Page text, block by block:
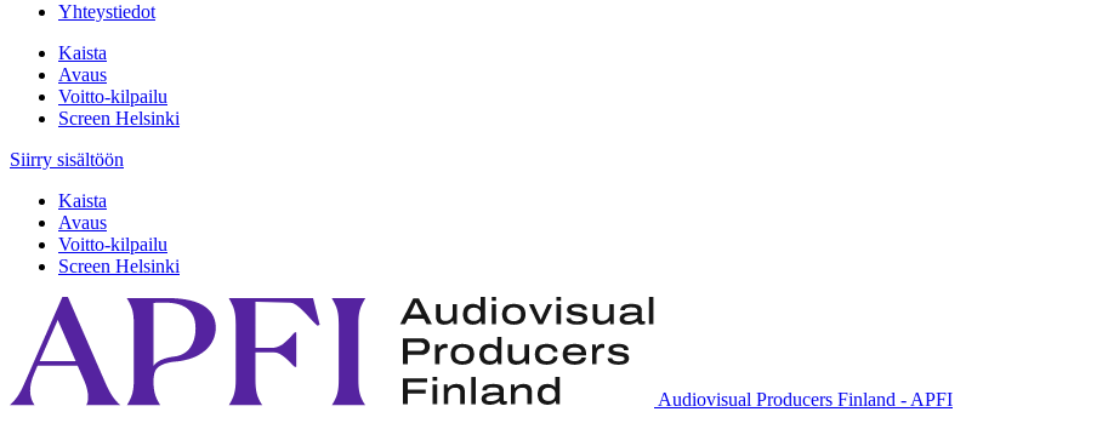
Yhteystiedot
Kaista
Avaus
Voitto-kilpailu
Screen Helsinki
Siirry sisältöön
Kaista
Avaus
Voitto-kilpailu
Screen Helsinki
Audiovisual Producers Finland - APFI